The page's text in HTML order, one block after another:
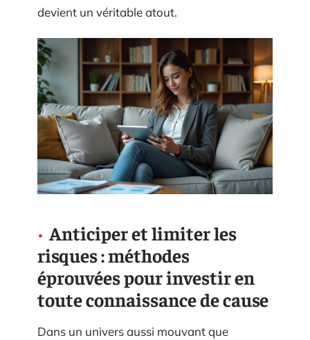
devient un véritable atout.
Anticiper et limiter les
risques : méthodes
éprouvées pour investir en
toute connaissance de cause
Dans un univers aussi mouvant que